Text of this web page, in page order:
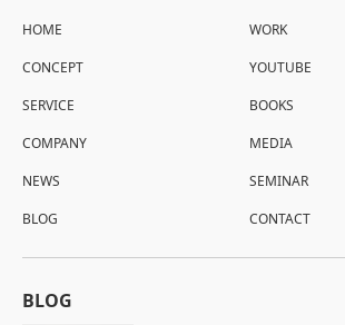
HOME
CONCEPT
SERVICE
COMPANY
NEWS
BLOG
WORK
YOUTUBE
BOOKS
MEDIA
SEMINAR
CONTACT
BLOG